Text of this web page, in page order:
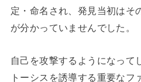
定・命名され、発見当初はそ
が分かっていませんでした。
自己を攻撃するようになって
トーシスを誘導する重要なフ